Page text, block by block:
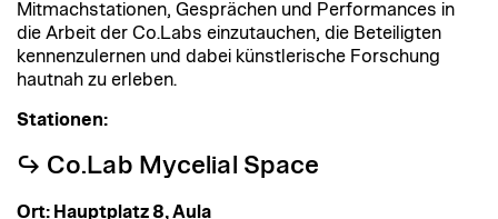
Mitmachstationen, Gesprächen und Performances in
die Arbeit der Co.Labs einzutauchen, die Beteiligten
kennenzulernen und dabei künstlerische Forschung
hautnah zu erleben.
Stationen:
↪︎ Co.Lab Mycelial Space
Ort: Hauptplatz 8, Aula